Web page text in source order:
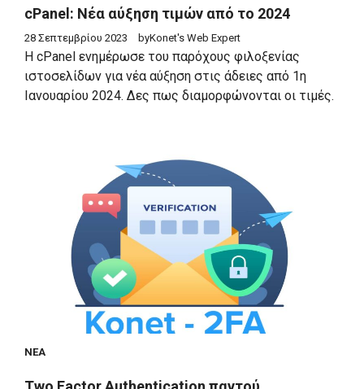
cPanel: Νέα αύξηση τιμών από το 2024
28 Σεπτεμβρίου 2023 byKonet's Web Expert
Η cPanel ενημέρωσε του παρόχους φιλοξενίας
ιστοσελίδων για νέα αύξηση στις άδειες από 1η
Ιανουαρίου 2024. Δες πως διαμορφώνονται οι τιμές.
ΝΈΑ